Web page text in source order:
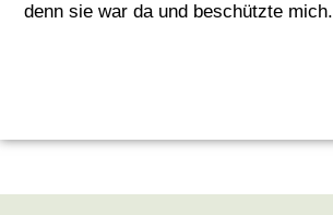
denn sie war da und beschützte mich.